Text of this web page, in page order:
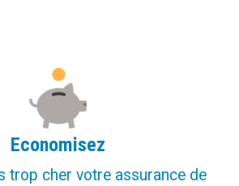
Economisez
trop cher votre assurance de